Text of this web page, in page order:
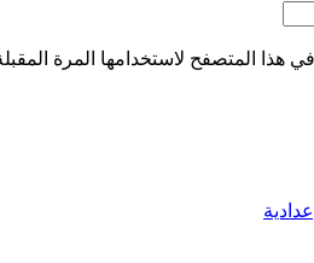
هذا المتصفح لاستخدامها المرة